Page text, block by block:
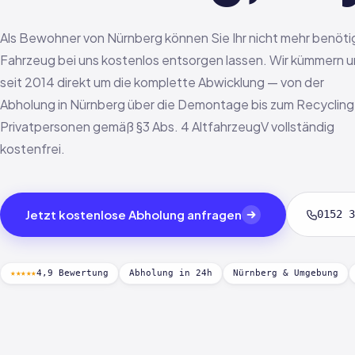
Als Bewohner von Nürnberg können Sie Ihr nicht mehr
Fahrzeug bei uns kostenlos entsorgen lassen. Wir kümmern
seit 2014 direkt um die komplette Abwicklung — von der
Abholung in Nürnberg über die Demontage bis zum
Privatpersonen gemäß §3 Abs. 4 AltfahrzeugV vollständig
kostenfrei.
Jetzt kostenlose Abholung anfragen 0152
★★★★★4,9 Bewertung Abholung in 24h Nürnberg & Umgebung